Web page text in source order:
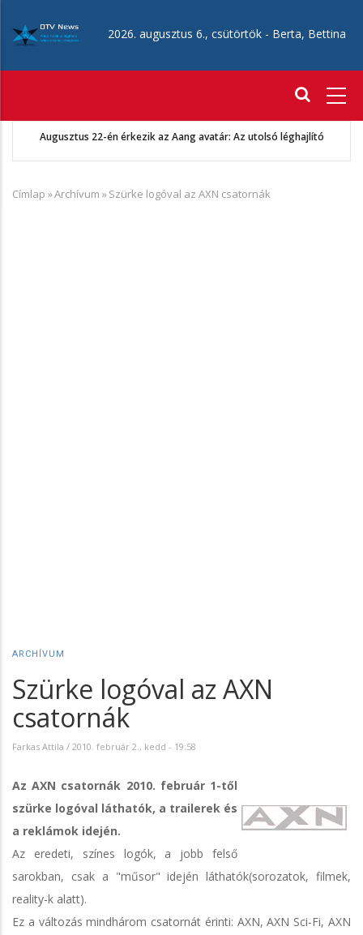
tartalomra
2026. augusztus 6., csütörtök - Berta, Bettina
Augusztus 22-én érkezik az Aang avatár: Az utolsó léghajlító
Morzsa
Címlap »Archívum »Szürke logóval az AXN csatornák
ARCHÍVUM
Szürke logóval az AXN
csatornák
Farkas Attila / 2010. február 2., kedd - 19:58
Az AXN csatornák 2010. február 1-től
szürke logóval láthatók, a trailerek és
a reklámok idején.
Az eredeti, színes logók, a jobb felső
sarokban, csak a "műsor" idején láthatók(sorozatok, filmek,
reality-k alatt).
Ez a változás mindhárom csatornát érinti: AXN, AXN Sci-Fi, AXN